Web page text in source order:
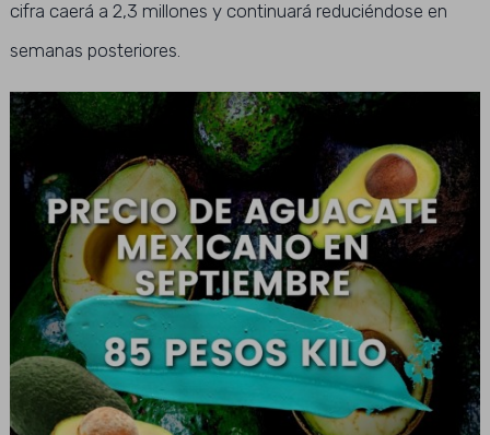
cifra caerá a 2,3 millones y continuará reduciéndose en
semanas posteriores.